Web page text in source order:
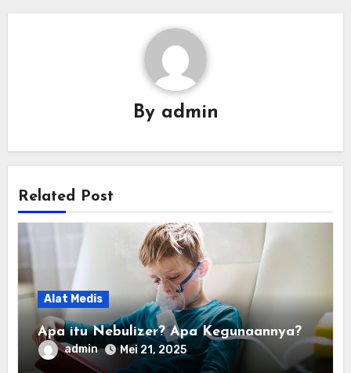
By admin
Related Post
Alat Medis
Apa itu Nebulizer? Apa Kegunaannya?
admin Mei 21, 2025